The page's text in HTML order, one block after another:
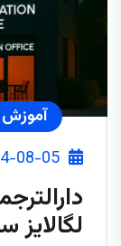
آموزش
08-05
لگالایز